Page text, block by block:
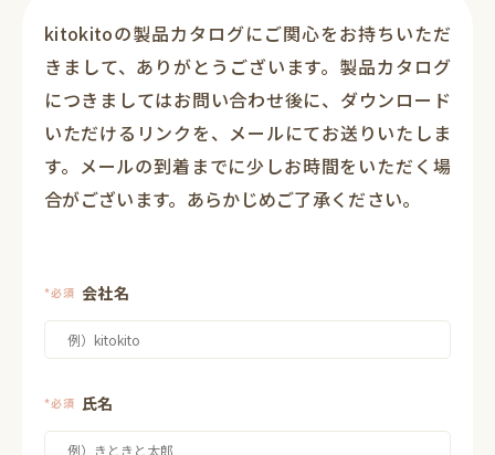
kitokitoの製品カタログにご関心をお持ちいただ
きまして、ありがとうございます。製品カタログ
につきましてはお問い合わせ後に、ダウンロード
いただけるリンクを、メールにてお送りいたしま
す。メールの到着までに少しお時間をいただく場
合がございます。あらかじめご了承ください。
*必須 会社名
*必須 氏名